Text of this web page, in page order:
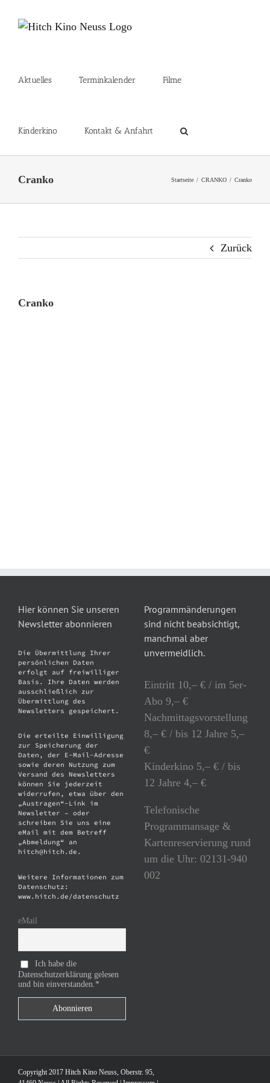
Inhalt
Aktuelles Terminkalender Filme
Kinderkino Kontakt & Anfahrt
Cranko Startseite CRANKO Cranko
Zurück
Cranko
Hier können Sie unseren
Newsletter abonnieren
Die Übermittlung Ihrer
persönlichen Daten
erfolgt auf freiwilliger
Basis. Ihre Daten werden
ausschließlich zur
Übermittlung des
Newsletters gespeichert.
Die erteilte Einwilligung
zur Speicherung der
Daten, der E-Mail-Adresse
sowie deren Nutzung zum
Versand des Newsletters
können Sie jederzeit
widerrufen, etwa über den
„Austragen“-Link im
Newsletter – oder
schreiben Sie uns eine
eMail mit dem Betreff
„Abmeldung“ an
hitch@hitch.de.
Weitere Informationen zum
Datenschutz:
www.hitch.de/datenschutz
eMail
Ich habe die
Datenschutzerklärung gelesen
und bin einverstanden.*
Programmänderungen
sind nicht beabsichtigt,
manchmal aber
unvermeidlich.
Eintritt 10,– € / im 5er-
Abo 9,– €
Nachmittagsvorstellung
8,– € / bis 12 Jahre 5,–
€
Kinderkino 5,– € / bis
12 Jahre 4,– €
Telefonische
Programmansage &
Kartenreservierung rund
um die Uhr: 02131-940
002
Copyright 2017 Hitch Kino Neuss, Oberstr. 95,